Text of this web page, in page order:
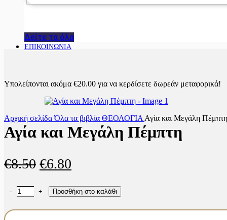
Δείτε τα όλα
ΕΠΙΚΟΙΝΩΝΙΑ
Υπολείπονται ακόμα €20.00 για να κερδίσετε δωρεάν μεταφορικά!
Αρχική σελίδαΌλα τα βιβλία ΘΕΟΛΟΓΙΑ Αγία και Μεγάλη Πέμπτη
Αγία και Μεγάλη Πέμπτη
€8.50 Original
was:
€8.50.
€6.80
τιμή
είναι:
Αγία και Μεγάλη Πέμπτη ποσότητα
Προσθήκη στο καλάθι